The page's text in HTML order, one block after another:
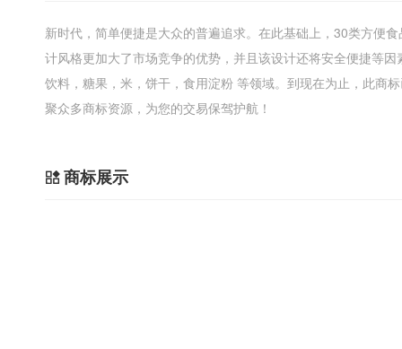
新时代，简单便捷是大众的普遍追求。在此基础上，30类方便
计风格更加大了市场竞争的优势，并且该设计还将安全便捷等
饮料，糖果，米，饼干，食用淀粉 等领域。到现在为止，此商
聚众多商标资源，为您的交易保驾护航！
商标展示